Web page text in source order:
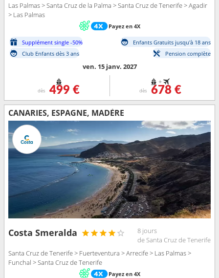
Las Palmas > Santa Cruz de la Palma > Santa Cruz de Tenerife > Agadir
> Las Palmas
Payez en 4X
Supplément single -50%
Enfants Gratuits jusqu'à 18 ans
Club Enfants dès 3 ans
Pension complète
ven. 15 janv. 2027
dès 499 €
+
dès 678 €
CANARIES, ESPAGNE, MADÈRE
Costa Smeralda
8 jours
de Santa Cruz de Tenerife
Santa Cruz de Tenerife > Fuerteventura > Arrecife > Las Palmas >
Funchal > Santa Cruz de Tenerife
Payez en 4X